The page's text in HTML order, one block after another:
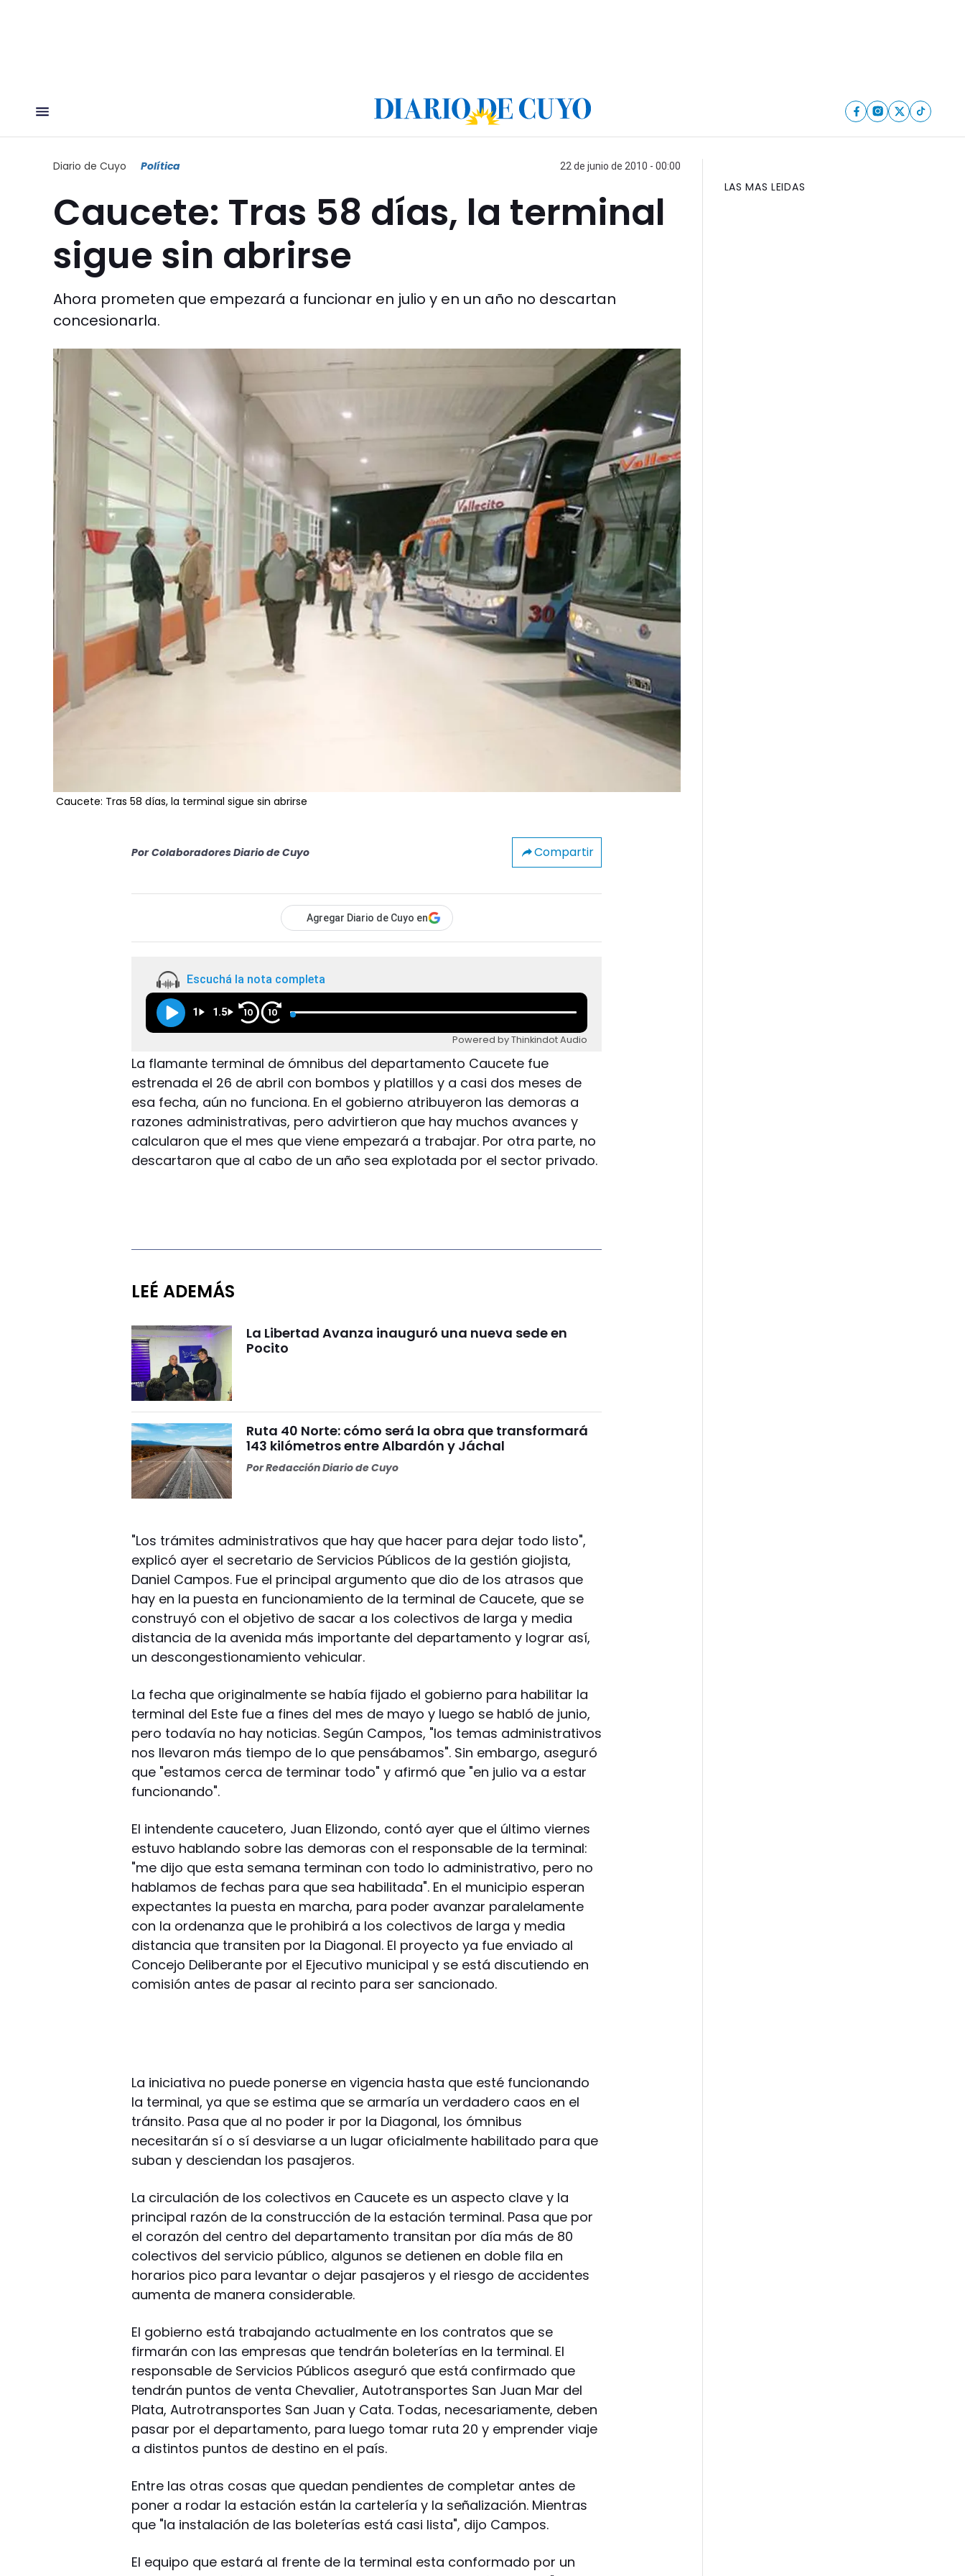
Diario de Cuyo Política 22 de junio de 2010 - 00:00
Caucete: Tras 58 días, la terminal
sigue sin abrirse
Ahora prometen que empezará a funcionar en julio y en un año no descartan
concesionarla.
Caucete: Tras 58 días, la terminal sigue sin abrirse
Por Colaboradores Diario de Cuyo Compartir
Agregar Diario de Cuyo en
Escuchá la nota completa
1 1.5 10 10
Powered by Thinkindot Audio
La flamante terminal de ómnibus del departamento Caucete fue
estrenada el 26 de abril con bombos y platillos y a casi dos meses de
esa fecha, aún no funciona. En el gobierno atribuyeron las demoras a
razones administrativas, pero advirtieron que hay muchos avances y
calcularon que el mes que viene empezará a trabajar. Por otra parte, no
descartaron que al cabo de un año sea explotada por el sector privado.
LEÉ ADEMÁS
La Libertad Avanza inauguró una nueva sede en
Pocito
Ruta 40 Norte: cómo será la obra que transformará
143 kilómetros entre Albardón y Jáchal
PorRedacción Diario de Cuyo
"Los trámites administrativos que hay que hacer para dejar todo listo",
explicó ayer el secretario de Servicios Públicos de la gestión giojista,
Daniel Campos. Fue el principal argumento que dio de los atrasos que
hay en la puesta en funcionamiento de la terminal de Caucete, que se
construyó con el objetivo de sacar a los colectivos de larga y media
distancia de la avenida más importante del departamento y lograr así,
un descongestionamiento vehicular.
La fecha que originalmente se había fijado el gobierno para habilitar la
terminal del Este fue a fines del mes de mayo y luego se habló de junio,
pero todavía no hay noticias. Según Campos, "los temas administrativos
nos llevaron más tiempo de lo que pensábamos". Sin embargo, aseguró
que "estamos cerca de terminar todo" y afirmó que "en julio va a estar
funcionando".
El intendente caucetero, Juan Elizondo, contó ayer que el último viernes
estuvo hablando sobre las demoras con el responsable de la terminal:
"me dijo que esta semana terminan con todo lo administrativo, pero no
hablamos de fechas para que sea habilitada". En el municipio esperan
expectantes la puesta en marcha, para poder avanzar paralelamente
con la ordenanza que le prohibirá a los colectivos de larga y media
distancia que transiten por la Diagonal. El proyecto ya fue enviado al
Concejo Deliberante por el Ejecutivo municipal y se está discutiendo en
comisión antes de pasar al recinto para ser sancionado.
La iniciativa no puede ponerse en vigencia hasta que esté funcionando
la terminal, ya que se estima que se armaría un verdadero caos en el
tránsito. Pasa que al no poder ir por la Diagonal, los ómnibus
necesitarán sí o sí desviarse a un lugar oficialmente habilitado para que
suban y desciendan los pasajeros.
La circulación de los colectivos en Caucete es un aspecto clave y la
principal razón de la construcción de la estación terminal. Pasa que por
el corazón del centro del departamento transitan por día más de 80
colectivos del servicio público, algunos se detienen en doble fila en
horarios pico para levantar o dejar pasajeros y el riesgo de accidentes
aumenta de manera considerable.
El gobierno está trabajando actualmente en los contratos que se
firmarán con las empresas que tendrán boleterías en la terminal. El
responsable de Servicios Públicos aseguró que está confirmado que
tendrán puntos de venta Chevalier, Autotransportes San Juan Mar del
Plata, Autrotransportes San Juan y Cata. Todas, necesariamente, deben
pasar por el departamento, para luego tomar ruta 20 y emprender viaje
a distintos puntos de destino en el país.
Entre las otras cosas que quedan pendientes de completar antes de
poner a rodar la estación están la cartelería y la señalización. Mientras
que "la instalación de las boleterías está casi lista", dijo Campos.
El equipo que estará al frente de la terminal esta conformado por un
LAS MAS LEIDAS